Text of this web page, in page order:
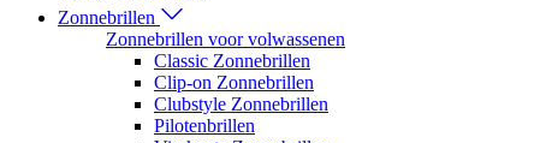
Zonnebrillen
Zonnebrillen voor volwassenen
Classic Zonnebrillen
Clip-on Zonnebrillen
Clubstyle Zonnebrillen
Pilotenbrillen